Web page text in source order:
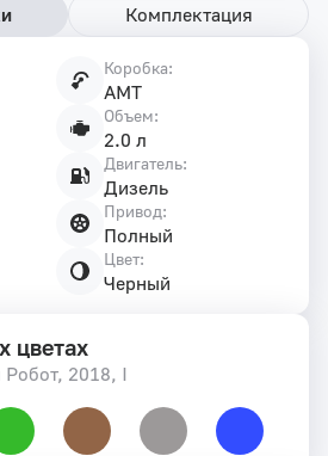
Комплектация
Коробка:
AMT
Объем:
2.0 л
Двигатель:
Дизель
Привод:
Полный
Цвет:
Черный
цветах
Робот, 2018, I